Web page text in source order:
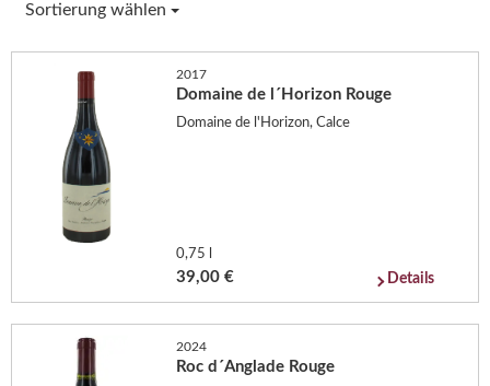
Sortierung wählen
2017
Domaine de l´Horizon Rouge
Domaine de l'Horizon, Calce
0,75 l
39,00 € Details
2024
Roc d´Anglade Rouge